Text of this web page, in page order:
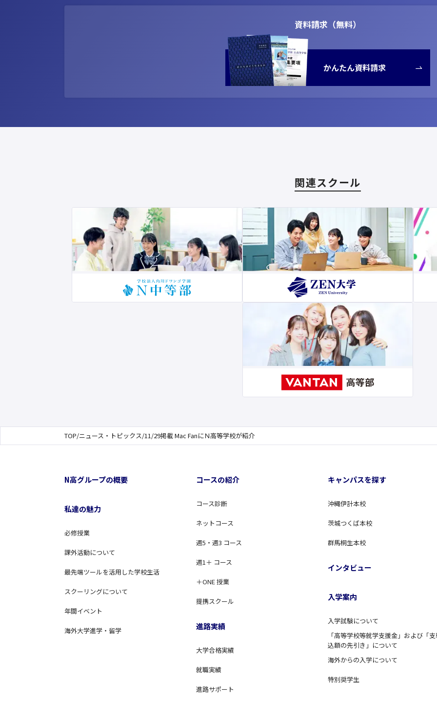
資料請求（無料）
かんたん資料請求
関連スクール
TOP/ニュース・トピックス/11/29掲載 Mac FanにＮ高等学校が紹介
N高グループの概要
私達の魅力
必修授業
課外活動について
最先端ツールを活用した学校生活
スクーリングについて
年間イベント
海外大学進学・留学
コースの紹介
コース診断
ネットコース
週5・週3 コース
週1＋ コース
＋ONE 授業
提携スクール
進路実績
大学合格実績
就職実績
進路サポート
キャンパスを探す
沖縄伊計本校
茨城つくば本校
群馬桐生本校
インタビュー
入学案内
入学試験について
「高等学校等就学支援金」および「
込額の先引き」について
海外からの入学について
特別奨学生